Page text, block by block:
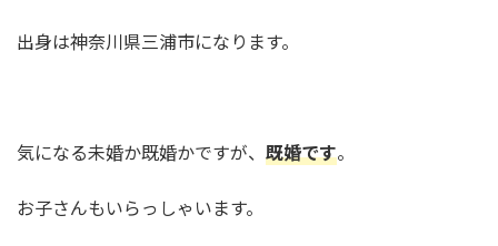
出身は神奈川県三浦市になります。
気になる未婚か既婚かですが、 既婚です。
お子さんもいらっしゃいます。